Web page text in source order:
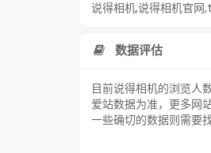
说得相机,说得相机官
数据评估
目前说得相机的浏览人
爱站数据为准，更多网
一些确切的数据则需要